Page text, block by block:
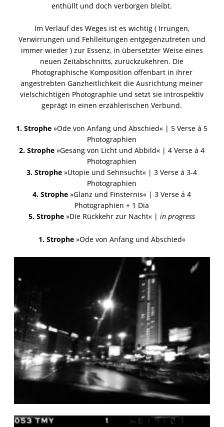
enthüllt und doch verborgen bleibt.
Im Verlauf des Weges ist es wichtig ( Irrungen,
Verwirrungen und Fehlleitungen entgegenzutreten und
immer wieder ) zur Essenz, in übersetzter Weise eines
neuen Zeitabschnitts, zurückzukehren. Die
Photographische Komposition offenbart in ihrer
angestrebten Ganzheitlichkeit die Ausrichtung meiner
vielschichtigen Photographie und setzt sie introspektiv
geprägt in einen erzählerischen Verbund.
1. Strophe »Ode von Anfang und Abschied« | 5 Verse á 5
Photographien
2. Strophe»Gesang von Licht und Abbild« | 4 Verse á 4
Photographien
3. Strophe »Utopie und Sehnsucht« | 3 Verse á 3-4
Photographien
4. Strophe »Glanz und Finsternis« | 3 Verse á 4
Photographien + 1 Dia
5. Strophe »Die Rückkehr zur Nacht« |in progress
1. Strophe»Ode von Anfang und Abschied«